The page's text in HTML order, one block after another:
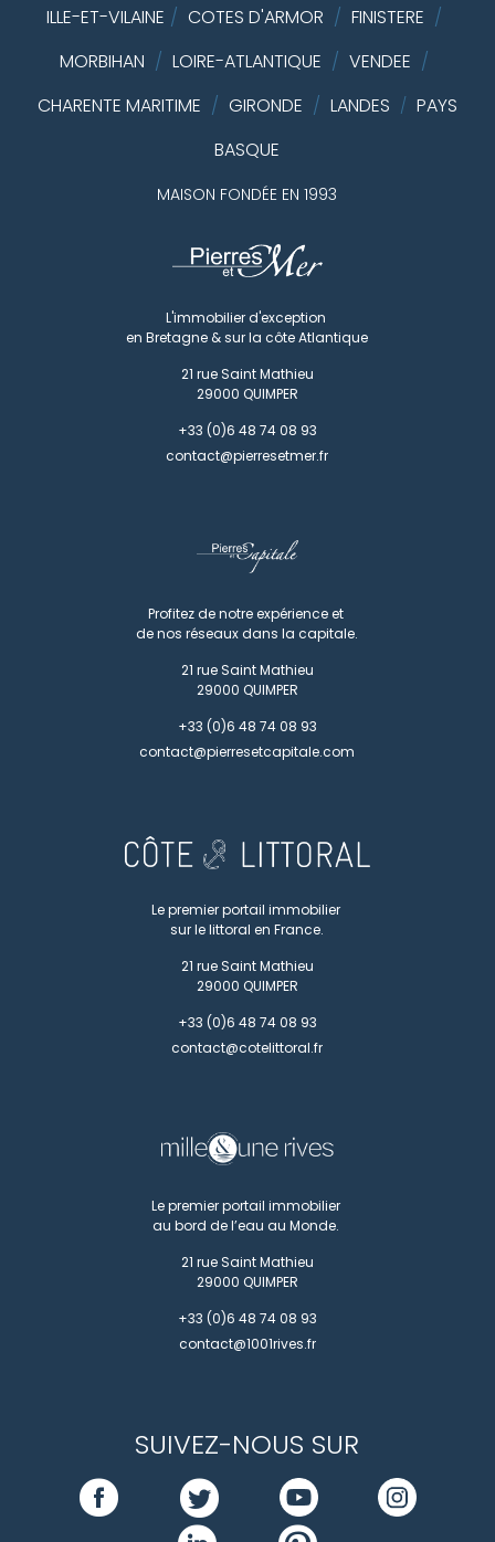
ILLE-ET-VILAINE / COTES D'ARMOR / FINISTERE /
MORBIHAN / LOIRE-ATLANTIQUE / VENDEE /
CHARENTE MARITIME / GIRONDE / LANDES / PAYS
BASQUE
MAISON FONDÉE EN 1993
L'immobilier d'exception
en Bretagne & sur la côte Atlantique
21 rue Saint Mathieu
29000 QUIMPER
+33 (0)6 48 74 08 93
contact@pierresetmer.fr
Profitez de notre expérience et
de nos réseaux dans la capitale.
21 rue Saint Mathieu
29000 QUIMPER
+33 (0)6 48 74 08 93
contact@pierresetcapitale.com
Le premier portail immobilier
sur le littoral en France.
21 rue Saint Mathieu
29000 QUIMPER
+33 (0)6 48 74 08 93
contact@cotelittoral.fr
Le premier portail immobilier
au bord de l’eau au Monde.
21 rue Saint Mathieu
29000 QUIMPER
+33 (0)6 48 74 08 93
contact@1001rives.fr
SUIVEZ-NOUS SUR